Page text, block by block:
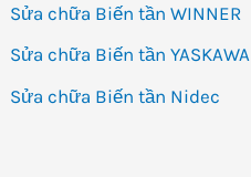
Sửa chữa Biến tần WINNER
Sửa chữa Biến tần YASKAWA
Sửa chữa Biến tần Nidec